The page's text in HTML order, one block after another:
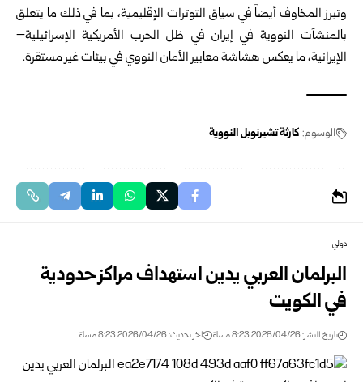
وتبرز المخاوف أيضاً في سياق التوترات الإقليمية، بما في ذلك ما يتعلق
بالمنشآت النووية في إيران في ظل الحرب الأمريكية الإسرائيلية–
الإيرانية، ما يعكس هشاشة معايير الأمان النووي في بيئات غير مستقرة.
الوسوم: كارثة تشيرنوبل النووية
دولي
البرلمان العربي يدين استهداف مراكز حدودية
في الكويت
تاريخ النشر: 2026/04/26 8:23 مساءً اخر تحديث: 2026/04/26 8:23 مساءً